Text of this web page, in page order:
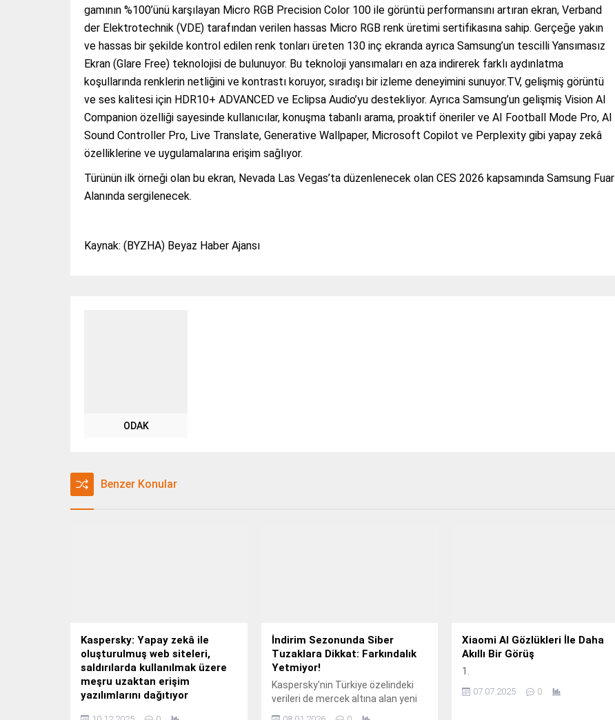
gamının %100’ünü karşılayan Micro RGB Precision Color 100 ile görüntü performansını artıran ekran, Verband
der Elektrotechnik (VDE) tarafından verilen hassas Micro RGB renk üretimi sertifikasına sahip. Gerçeğe yakın
ve hassas bir şekilde kontrol edilen renk tonları üreten 130 inç ekranda ayrıca Samsung’un tescilli Yansımasız
Ekran (Glare Free) teknolojisi de bulunuyor. Bu teknoloji yansımaları en aza indirerek farklı aydınlatma
koşullarında renklerin netliğini ve kontrastı koruyor, sıradışı bir izleme deneyimini sunuyor.TV, gelişmiş görüntü
ve ses kalitesi için HDR10+ ADVANCED ve Eclipsa Audio’yu destekliyor. Ayrıca Samsung’un gelişmiş Vision AI
Companion özelliği sayesinde kullanıcılar, konuşma tabanlı arama, proaktif öneriler ve AI Football Mode Pro, AI
Sound Controller Pro, Live Translate, Generative Wallpaper, Microsoft Copilot ve Perplexity gibi yapay zekâ
özelliklerine ve uygulamalarına erişim sağlıyor.
Türünün ilk örneği olan bu ekran, Nevada Las Vegas’ta düzenlenecek olan CES 2026 kapsamında Samsung Fuar
Alanında sergilenecek.
Kaynak: (BYZHA) Beyaz Haber Ajansı
ODAK
Benzer Konular
Kaspersky: Yapay zekâ ile
oluşturulmuş web siteleri,
saldırılarda kullanılmak üzere
meşru uzaktan erişim
yazılımlarını dağıtıyor
Kaspersky, saldırganların yapay
İndirim Sezonunda Siber
Tuzaklara Dikkat: Farkındalık
Yetmiyor!
Kaspersky'nin Türkiye özelindeki
verileri de mercek altına alan yeni
araştırması, kullanıcıların dijital
Xiaomi AI Gözlükleri İle Daha
Akıllı Bir Görüş
1.
07.07.2025 0